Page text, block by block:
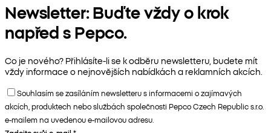
Newsletter: Buďte vždy o krok
napřed s Pepco.
Co je nového? Přihlásíte-li se k odběru newsletteru, budete mít
vždy informace o nejnovějších nabídkách a reklamních akcích.
Souhlasím se zasíláním newsletteru s informacemi o zajímavých
akcích, produktech nebo službách společnosti Pepco Czech Republic s.r.o.
e-mailem na uvedenou e-mailovou adresu.